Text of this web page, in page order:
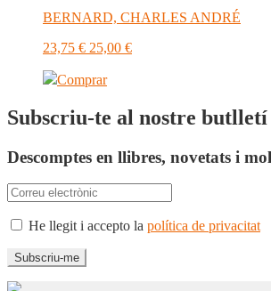
BERNARD, CHARLES ANDRÉ
23,75 € 25,00 €
Comprar
Subscriu-te al nostre butlletí
Descomptes en llibres, novetats i
He llegit i accepto la política de privacitat